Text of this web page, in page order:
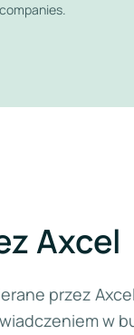
Axcel
przez
w